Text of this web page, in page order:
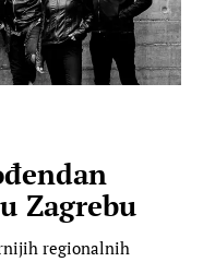
Zagrebu
regionalnih